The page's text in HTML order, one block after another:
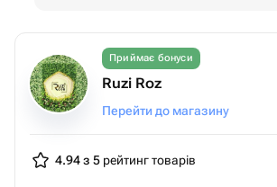
Приймає бонуси
Ruzi Roz
Перейти до магазину
4.94 з 5 рейтинг товарів